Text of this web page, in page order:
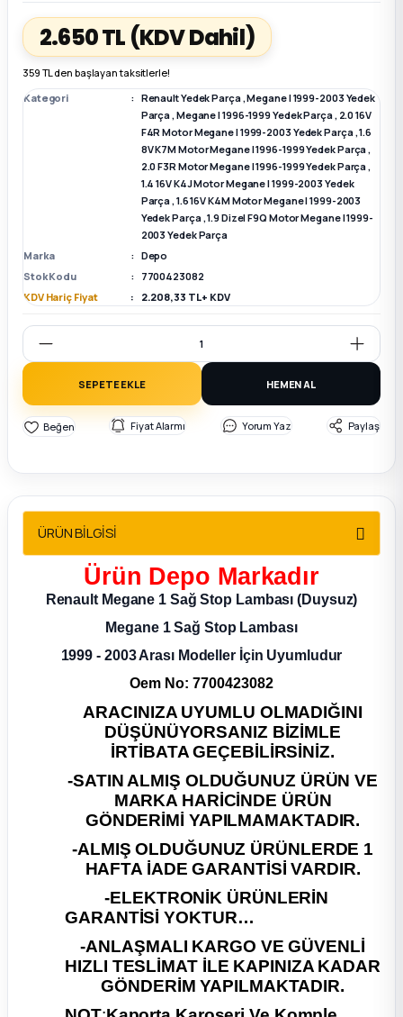
Parça
Megane E-TECH Yedek Parça
Sedan
Parça
Parça
Parça2.650 TL (KDV Dahil)
359 TL den başlayan taksitlerle!
Kategori
Renault Yedek Parça,Megane I 1999-2003 Yedek
Parça,Megane I 1996-1999 Yedek Parça, 2.0 16V
F4R Motor Megane I 1999-2003 Yedek Parça,1.6
8V K7M Motor Megane I 1996-1999 Yedek Parça,
2.0 F3R Motor Megane I 1996-1999 Yedek Parça,
1.4 16V K4J Motor Megane I 1999-2003 Yedek
Parça,1.6 16V K4M Motor Megane I 1999-2003
Yedek Parça,1.9 Dizel F9Q Motor Megane I 1999-
2003 Yedek Parça
Marka
Depo
Stok Kodu
7700423082
KDV Hariç Fiyat
2.208,33 TL + KDV
SEPETE EKLE HEMEN AL
Fiyat Alarmı Yorum Yaz Paylaş
ÜRÜN BİLGİSİ
Ürün Depo Markadır
Renault Megane 1 Sağ Stop Lambası (Duysuz)
Megane 1 Sağ Stop Lambası
1999 - 2003 Arası Modeller İçin Uyumludur
Oem No: 7700423082
ARACINIZA UYUMLU OLMADIĞINI
DÜŞÜNÜYORSANIZ BİZİMLE
İRTİBATA GEÇEBİLİRSİNİZ.
-SATIN ALMIŞ OLDUĞUNUZ ÜRÜN VE
MARKA HARİCİNDE ÜRÜN
GÖNDERİMİ YAPILMAMAKTADIR.
-ALMIŞ OLDUĞUNUZ ÜRÜNLERDE 1
HAFTA İADE GARANTİSİ VARDIR.
-ELEKTRONİK ÜRÜNLERİN
GARANTİSİ YOKTUR…
-ANLAŞMALI KARGO VE GÜVENLİ
HIZLI TESLİMAT İLE KAPINIZA KADAR
GÖNDERİM YAPILMAKTADIR.